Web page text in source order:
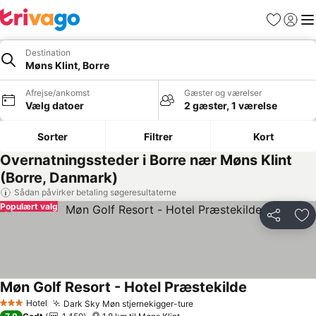
Favoritter
Log ind
Destination
Møns Klint, Borre
Afrejse/ankomst
Vælg datoer
Gæster og værelser
2 gæster, 1 værelse
Sorter Filtrer Kort
Overnatningssteder i Borre nær Møns Klint
(Borre, Danmark)
Sådan påvirker betaling søgeresultaterne
Del
Populært valg
3 StjernerHotel Dark Sky Møn stjernekigger-ture
Møn Golf Resort - Hotel Præstekilde